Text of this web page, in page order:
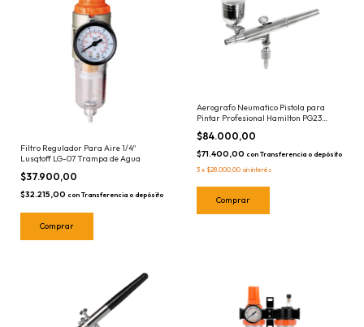
Filtro Regulador Para Aire 1/4''
Lusqtoff LG-07 Trampa de Agua
$37.900,00
$32.215,00 con Transferencia o depósito
Aerografo Neumatico Pistola para
Pintar Profesional Hamilton PG23
Neumatica
$84.000,00
$71.400,00 con Transferencia o depósito
3 x $28.000,00 sin interés